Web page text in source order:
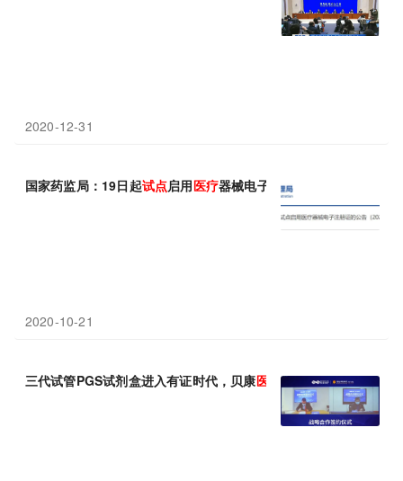
2020-12-31
国家药监局：19日起试点启用医疗器械电子注册证
2020-10-21
三代试管PGS试剂盒进入有证时代，贝康医疗为患者免费提供40万